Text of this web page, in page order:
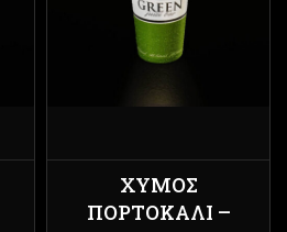
ΧΥΜΌΣ
ΠΟΡΤΟΚΆΛΙ –